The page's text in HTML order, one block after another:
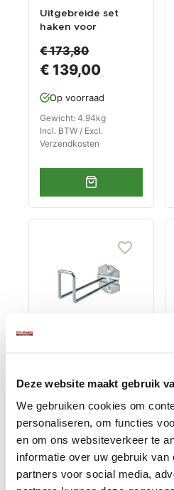
Deze website maakt gebruik
We gebruiken cookies om
personaliseren, om functies
en om ons websiteverkeer te
informatie over uw gebruik van
partners voor social media,
Uitgebreide set
haken voor
gereedschapsbord
-
gereedschapsbord
en -
€ 173,80
€ 139,00
Op voorraad
Gewicht: 4.94kg
Incl. BTW / Excl.
Verzendkosten
Gereedschapshaak
staal 150 mm.
€ 3,95
Op voorraad
Gewicht: 0.15kg
Incl. BTW / Excl.